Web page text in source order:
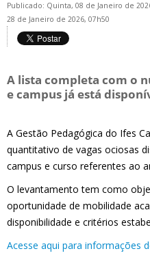
Publicado: Quinta, 08 de Janeiro de
28 de Janeiro de 2026, 07h50
A lista completa com o
e campus já está
A Gestão Pedagógica do Ifes
quantitativo de vagas ociosas
campus e curso referentes ao
O levantamento tem como
oportunidade de mobilidade
disponibilidade e critérios
Acesse aqui para informações